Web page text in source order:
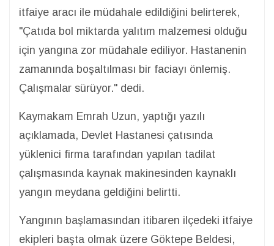
itfaiye aracı ile müdahale edildiğini belirterek,
"Çatıda bol miktarda yalıtım malzemesi olduğu
için yangına zor müdahale ediliyor. Hastanenin
zamanında boşaltılması bir faciayı önlemiş.
Çalışmalar sürüyor." dedi.
Kaymakam Emrah Uzun, yaptığı yazılı
açıklamada, Devlet Hastanesi çatısında
yüklenici firma tarafından yapılan tadilat
çalışmasında kaynak makinesinden kaynaklı
yangın meydana geldiğini belirtti.
Yangının başlamasından itibaren ilçedeki itfaiye
ekipleri başta olmak üzere Göktepe Beldesi,